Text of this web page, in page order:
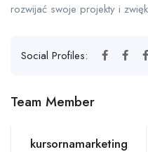
rozwijać swoje projekty i
Social Profiles:
Team Member
kursornamarketing